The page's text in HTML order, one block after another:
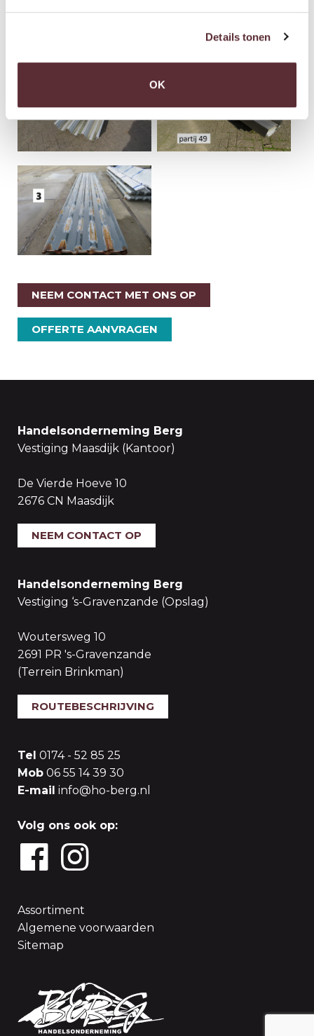
Details tonen
OK
BEKIJK OOK ONDERSTAANDE FOTOS
NEEM CONTACT MET ONS OP
OFFERTE AANVRAGEN
Handelsonderneming Berg
Vestiging Maasdijk (Kantoor)
De Vierde Hoeve 10
2676 CN Maasdijk
NEEM CONTACT OP
Handelsonderneming Berg
Vestiging ‘s-Gravenzande (Opslag)
Woutersweg 10
2691 PR 's-Gravenzande
(Terrein Brinkman)
ROUTEBESCHRIJVING
Tel 0174 - 52 85 25
Mob 06 55 14 39 30
E-mail info@ho-berg.nl
Volg ons ook op:
Assortiment
Algemene voorwaarden
Sitemap